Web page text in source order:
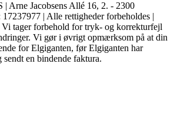
Arne Jacobsens Allé 16, 2. - 2300
| Alle rettigheder forbeholdes |
tager forbehold for tryk- og korrekturfejl
Vi gør i øvrigt opmærksom på at din
for Elgiganten, før Elgiganten har
en bindende faktura.